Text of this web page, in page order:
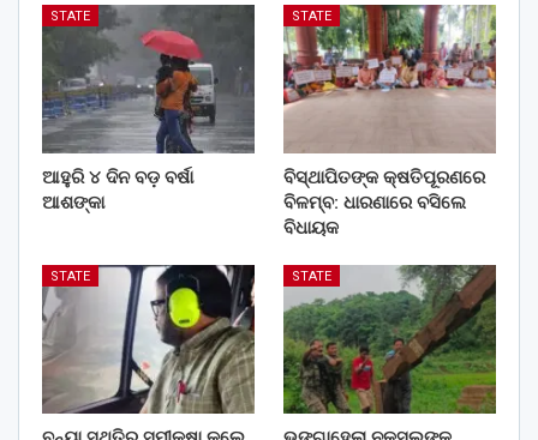
STATE
ଆହୁରି ୪ ଦିନ ବଡ଼ ବର୍ଷା
ଆଶଙ୍କା
STATE
ବିସ୍ଥାପିତଙ୍କ କ୍ଷତିପୂରଣରେ
ବିଳମ୍ବ: ଧାରଣାରେ ବସିଲେ
ବିଧାୟକ
STATE STATE